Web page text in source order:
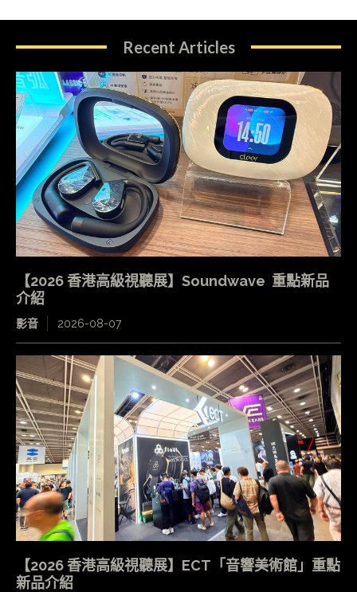
Recent Articles
【2026 香港高級視聽展】Soundwave 重點新品
介紹
影音 2026-08-07
【2026 香港高級視聽展】ECT「音響美術館」重點
新品介紹